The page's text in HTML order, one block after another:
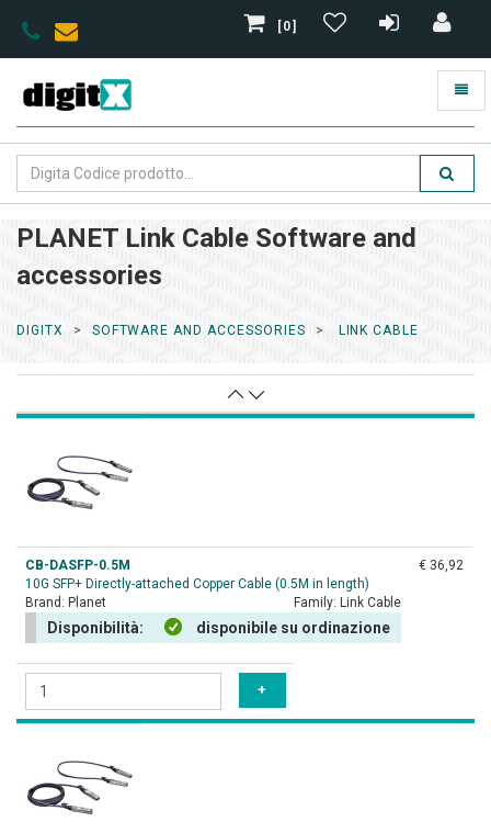
[0]
PLANET Link Cable Software and
accessories
DIGITX SOFTWARE AND ACCESSORIES LINK CABLE
CB-DASFP-0.5M
10G SFP+ Directly-attached Copper Cable (0.5M in length)
Brand: Planet Family: Link Cable
Disponibilità: disponibile su ordinazione
€ 36,92